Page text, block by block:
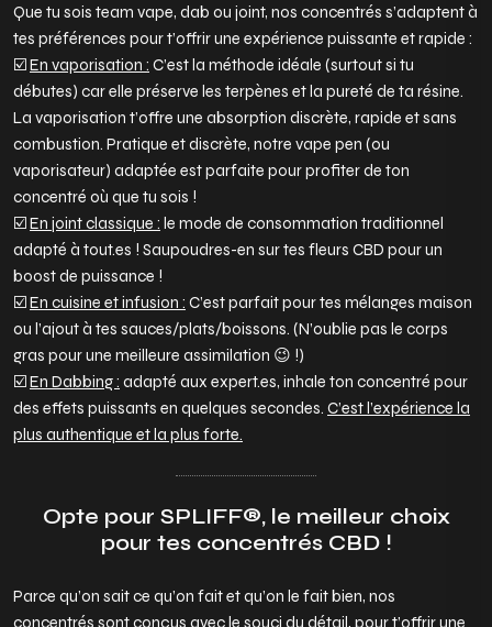
Que tu sois team vape, dab ou joint, nos concentrés s’adaptent à
tes préférences pour t’offrir une expérience puissante et rapide :
☑️En vaporisation : C’est la méthode idéale (surtout si tu
débutes) car elle préserve les terpènes et la pureté de ta résine.
La vaporisation t’offre une absorption discrète, rapide et sans
combustion. Pratique et discrète, notre vape pen (ou
vaporisateur) adaptée est parfaite pour profiter de ton
concentré où que tu sois !
☑️En joint classique : le mode de consommation traditionnel
adapté à tout.es ! Saupoudres-en sur tes fleurs CBD pour un
boost de puissance !
☑️En cuisine et infusion : C’est parfait pour tes mélanges maison
ou l’ajout à tes sauces/plats/boissons. (N’oublie pas le corps
gras pour une meilleure assimilation 😉 !)
☑️En Dabbing : adapté aux expert.es, inhale ton concentré pour
des effets puissants en quelques secondes. C’est l’expérience la
plus authentique et la plus forte.
Opte pour SPLIFF®, le meilleur choix
pour tes concentrés CBD !
Parce qu’on sait ce qu’on fait et qu’on le fait bien, nos
concentrés sont conçus avec le souci du détail, pour t’offrir une